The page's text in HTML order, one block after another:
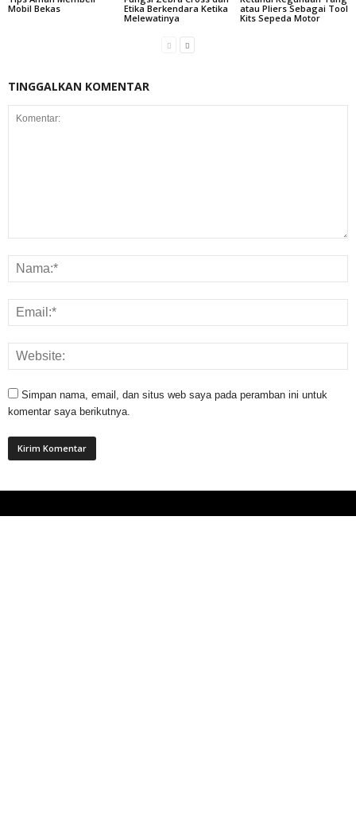
Mobil Bekas
Etika Berkendara Ketika
Melewatinya
atau Pliers Sebagai Tool
Kits Sepeda Motor
TINGGALKAN KOMENTAR
Simpan nama, email, dan situs web saya pada peramban ini untuk
komentar saya berikutnya.